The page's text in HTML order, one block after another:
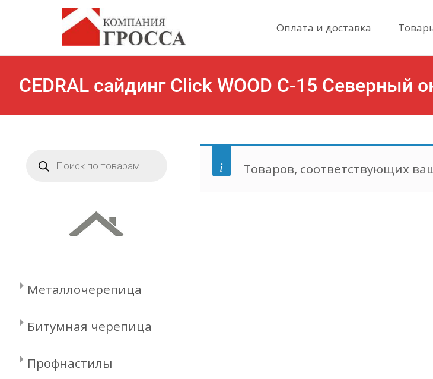
content
Оплата и доставка
CEDRAL сайдинг Click WOOD С-15 Северный
Товаров, соответствующих
товаров
Металлочерепица
Битумная черепица
Профнастилы